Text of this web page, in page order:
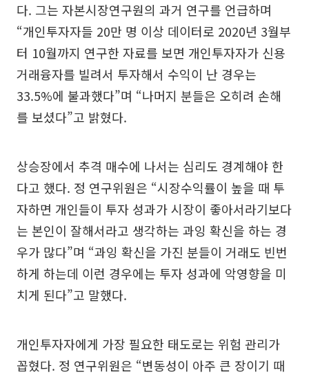
다. 그는 자본시장연구원의 과거 연구를 언급하며
“개인투자자들 20만 명 이상 데이터로 2020년 3월부
터 10월까지 연구한 자료를 보면 개인투자자가 신용
거래융자를 빌려서 투자해서 수익이 난 경우는
33.5%에 불과했다”며 “나머지 분들은 오히려 손해
를 보셨다”고 밝혔다.
상승장에서 추격 매수에 나서는 심리도 경계해야 한
다고 했다. 정 연구위원은 “시장수익률이 높을 때 투
자하면 개인들이 투자 성과가 시장이 좋아서라기보다
는 본인이 잘해서라고 생각하는 과잉 확신을 하는 경
우가 많다”며 “과잉 확신을 가진 분들이 거래도 빈번
하게 하는데 이런 경우에는 투자 성과에 악영향을 미
치게 된다”고 말했다.
개인투자자에게 가장 필요한 태도로는 위험 관리가
꼽혔다. 정 연구위원은 “변동성이 아주 큰 장이기 때